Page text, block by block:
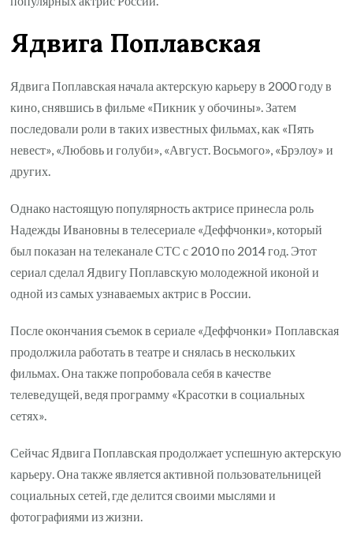
Ядвига Поплавская
Ядвига Поплавская начала актерскую карьеру в 2000 году в
кино, снявшись в фильме «Пикник у обочины». Затем
последовали роли в таких известных фильмах, как «Пять
невест», «Любовь и голуби», «Август. Восьмого», «Брэлоу» и
других.
Однако настоящую популярность актрисе принесла роль
Надежды Ивановны в телесериале «Деффчонки», который
был показан на телеканале СТС с 2010 по 2014 год. Этот
сериал сделал Ядвигу Поплавскую молодежной иконой и
одной из самых узнаваемых актрис в России.
После окончания съемок в сериале «Деффчонки» Поплавская
продолжила работать в театре и снялась в нескольких
фильмах. Она также попробовала себя в качестве
телеведущей, ведя программу «Красотки в социальных
сетях».
Сейчас Ядвига Поплавская продолжает успешную актерскую
карьеру. Она также является активной пользовательницей
социальных сетей, где делится своими мыслями и
фотографиями из жизни.